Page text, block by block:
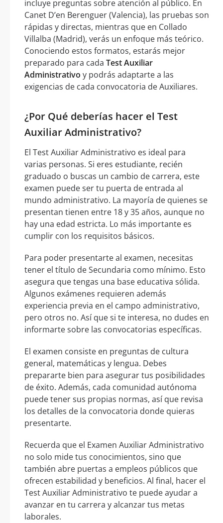
incluye preguntas sobre atención al público. En
Canet D’en Berenguer (Valencia), las pruebas son
rápidas y directas, mientras que en Collado
Villalba (Madrid), verás un enfoque más teórico.
Conociendo estos formatos, estarás mejor
preparado para cada Test Auxiliar
Administrativo y podrás adaptarte a las
exigencias de cada convocatoria de Auxiliares.
¿Por Qué deberías hacer el Test
Auxiliar Administrativo?
El Test Auxiliar Administrativo es ideal para
varias personas. Si eres estudiante, recién
graduado o buscas un cambio de carrera, este
examen puede ser tu puerta de entrada al
mundo administrativo. La mayoría de quienes se
presentan tienen entre 18 y 35 años, aunque no
hay una edad estricta. Lo más importante es
cumplir con los requisitos básicos.
Para poder presentarte al examen, necesitas
tener el título de Secundaria como mínimo. Esto
asegura que tengas una base educativa sólida.
Algunos exámenes requieren además
experiencia previa en el campo administrativo,
pero otros no. Así que si te interesa, no dudes en
informarte sobre las convocatorias específicas.
El examen consiste en preguntas de cultura
general, matemáticas y lengua. Debes
prepararte bien para asegurar tus posibilidades
de éxito. Además, cada comunidad autónoma
puede tener sus propias normas, así que revisa
los detalles de la convocatoria donde quieras
presentarte.
Recuerda que el Examen Auxiliar Administrativo
no solo mide tus conocimientos, sino que
también abre puertas a empleos públicos que
ofrecen estabilidad y beneficios. Al final, hacer el
Test Auxiliar Administrativo te puede ayudar a
avanzar en tu carrera y alcanzar tus metas
laborales.